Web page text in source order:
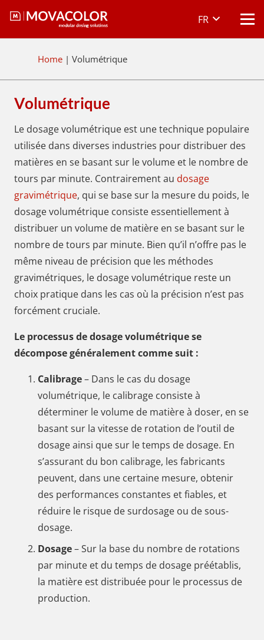
FR
Home | Volumétrique
Volumétrique
Le dosage volumétrique est une technique populaire
utilisée dans diverses industries pour distribuer des
matières en se basant sur le volume et le nombre de
tours par minute. Contrairement au dosage
gravimétrique, qui se base sur la mesure du poids, le
dosage volumétrique consiste essentiellement à
distribuer un volume de matière en se basant sur le
nombre de tours par minute. Bien qu’il n’offre pas le
même niveau de précision que les méthodes
gravimétriques, le dosage volumétrique reste un
choix pratique dans les cas où la précision n’est pas
forcément cruciale.
Le processus de dosage volumétrique se
décompose généralement comme suit :
Calibrage– Dans le cas du dosage
volumétrique, le calibrage consiste à
déterminer le volume de matière à doser, en se
basant sur la vitesse de rotation de l’outil de
dosage ainsi que sur le temps de dosage. En
s’assurant du bon calibrage, les fabricants
peuvent, dans une certaine mesure, obtenir
des performances constantes et fiables, et
réduire le risque de surdosage ou de sous-
dosage.
Dosage– Sur la base du nombre de rotations
par minute et du temps de dosage préétablis,
la matière est distribuée pour le processus de
production.